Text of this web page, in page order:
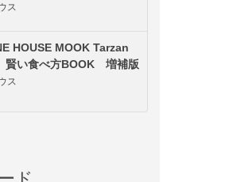
ス
HOUSE MOOK Tarzan
い食べ方BOOK 増補版
ス